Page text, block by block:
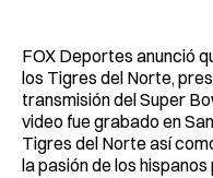
FOX Deportes anunció
los Tigres del Norte,
transmisión del Super
video fue grabado en
Tigres del Norte así
la pasión de los